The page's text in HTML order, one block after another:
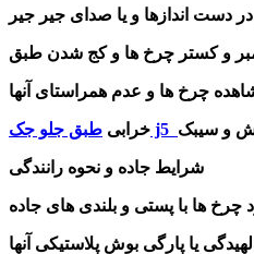
دست اندازها و یا صدای جیر جیر
و کستر چرخ ها و کج شدن طبق
چرخ ها و عدم همراستای آنها
خرابی طبق جلو جک j5 و سیبک
شرایط جاده و نحوه رانندگی
چرخ ها با پستی و بلندی های جاده
یا پارگی بوش پلاستیکی آنها